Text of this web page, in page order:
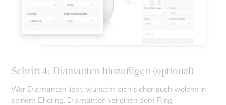
Schritt 4: Diamanten hinzufügen (optional)
Wer Diamanten liebt, wünscht sich sicher auch welche in
seinem Ehering. Diamanten verleihen dem Ring